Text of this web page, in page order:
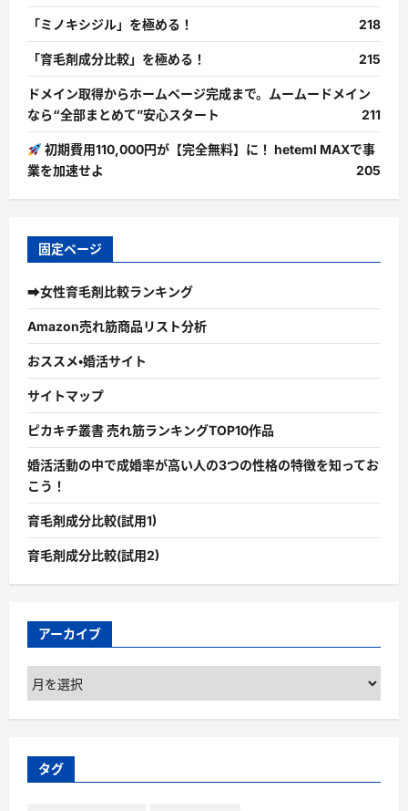
「ミノキシジル」を極める！ 218
「育毛剤成分比較」を極める！ 215
ドメイン取得からホームページ完成まで。ムームードメイン
なら“全部まとめて”安心スタート
211
初期費用110,000円が【完全無料】に！ heteml MAXで事
業を加速せよ
205
固定ページ
➡女性育毛剤比較ランキング
Amazon売れ筋商品リスト分析
おススメ・婚活サイト
サイトマップ
ピカキチ叢書 売れ筋ランキングTOP10作品
婚活活動の中で成婚率が高い人の3つの性格の特徴を知ってお
こう！
育毛剤成分比較(試用1)
育毛剤成分比較(試用2)
アーカイブ
ア
ー
カ
ブ
タグ